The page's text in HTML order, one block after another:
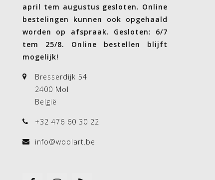
april tem augustus gesloten. Online
bestelingen kunnen ook opgehaald
worden op afspraak. Gesloten: 6/7
tem 25/8. Online bestellen blijft
mogelijk!
Bresserdijk 54
2400 Mol
België
+32 476 60 30 22
info@woolart.be